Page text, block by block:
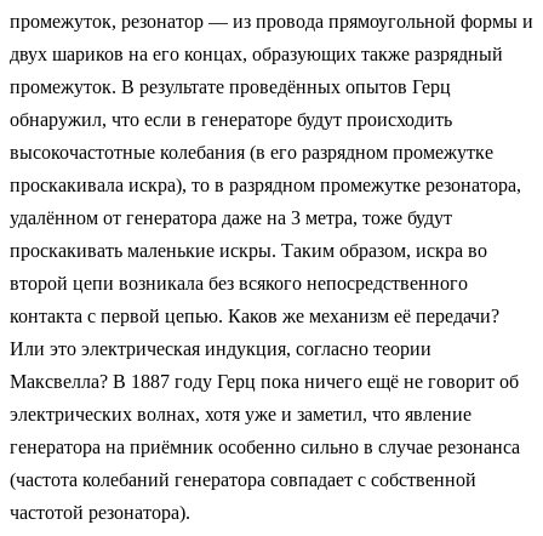
промежуток, резонатор — из провода прямоугольной формы и
двух шариков на его концах, образующих также разрядный
промежуток. В результате проведённых опытов Герц
обнаружил, что если в генераторе будут происходить
высокочастотные колебания (в его разрядном промежутке
проскакивала искра), то в разрядном промежутке резонатора,
удалённом от генератора даже на 3 метра, тоже будут
проскакивать маленькие искры. Таким образом, искра во
второй цепи возникала без всякого непосредственного
контакта с первой цепью. Каков же механизм её передачи?
Или это электрическая индукция, согласно теории
Максвелла? В 1887 году Герц пока ничего ещё не говорит об
электрических волнах, хотя уже и заметил, что явление
генератора на приёмник особенно сильно в случае резонанса
(частота колебаний генератора совпадает с собственной
частотой резонатора).